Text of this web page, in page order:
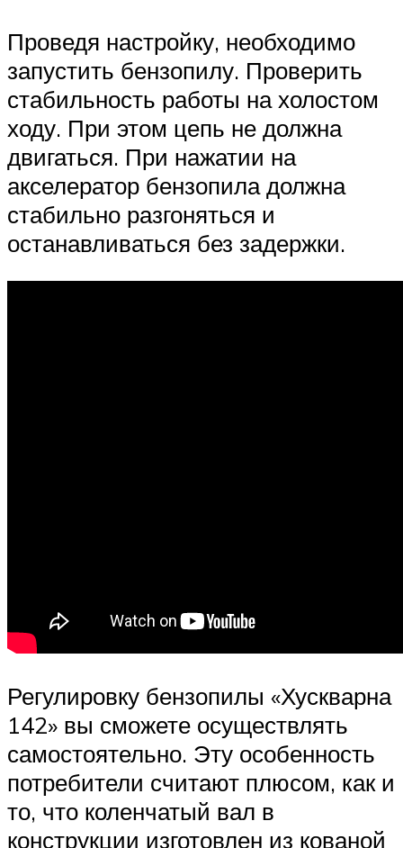
Проведя настройку, необходимо
запустить бензопилу. Проверить
стабильность работы на холостом
ходу. При этом цепь не должна
двигаться. При нажатии на
акселератор бензопила должна
стабильно разгоняться и
останавливаться без задержки.
Регулировку бензопилы «Хускварна
142» вы сможете осуществлять
самостоятельно. Эту особенность
потребители считают плюсом, как и
то, что коленчатый вал в
конструкции изготовлен из кованой